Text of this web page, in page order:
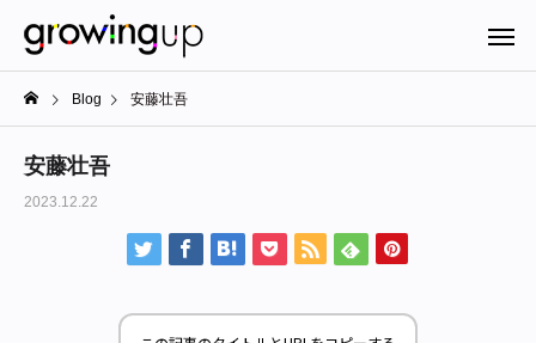
Blog 安藤壮吾
安藤壮吾
2023.12.22